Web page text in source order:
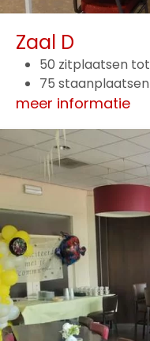
Zaal D
50 zitplaatsen tot
75 staanplaatsen
meer informatie